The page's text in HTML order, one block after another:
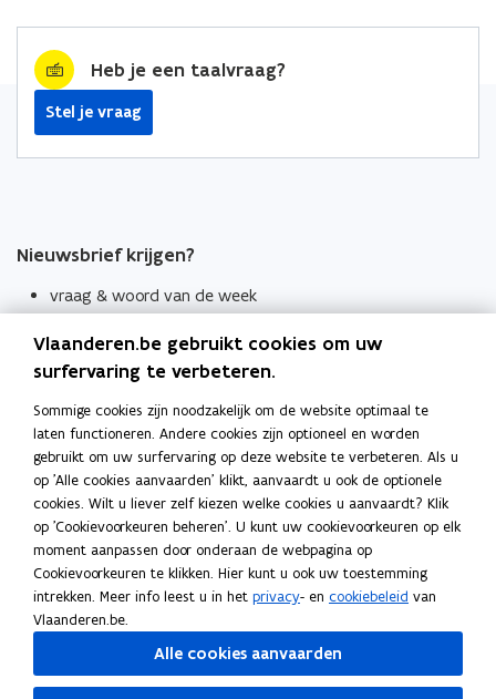
Heb je een taalvraag?
Stel je vraag
Nieuwsbrief krijgen?
vraag & woord van de week
Schrijf je in
Thema's
Taaladviezen
Spellingregels
Tips voor duidelijke taal
Bekijk ook
Spellingtests
Boek- en webwijzer
Vlaanderen.be gebruikt cookies om uw
surfervaring te verbeteren.
Sommige cookies zijn noodzakelijk om de website optimaal te
laten functioneren. Andere cookies zijn optioneel en worden
gebruikt om uw surfervaring op deze website te verbeteren. Als u
op 'Alle cookies aanvaarden' klikt, aanvaardt u ook de optionele
cookies. Wilt u liever zelf kiezen welke cookies u aanvaardt? Klik
op 'Cookievoorkeuren beheren'. U kunt uw cookievoorkeuren op elk
moment aanpassen door onderaan de webpagina op
Cookievoorkeuren te klikken. Hier kunt u ook uw toestemming
intrekken. Meer info leest u in het privacy- en cookiebeleid van
Vlaanderen.be.
Alle cookies aanvaarden